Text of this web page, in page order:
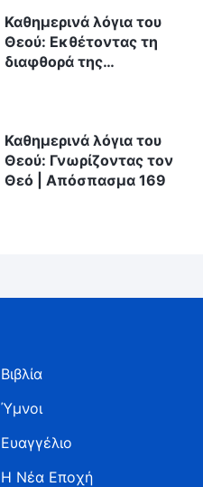
Καθημερινά λόγια του
Θεού: Εκθέτοντας τη
διαφθορά της
Καθημερινά λόγια του
Θεού: Γνωρίζοντας τον
Θεό | Απόσπασμα 169
Βιβλία
Ύμνοι
Ευαγγέλιο
Η Νέα Εποχή